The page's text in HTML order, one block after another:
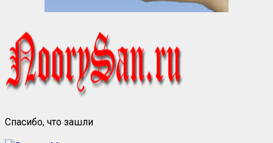
Спасибо, что зашли